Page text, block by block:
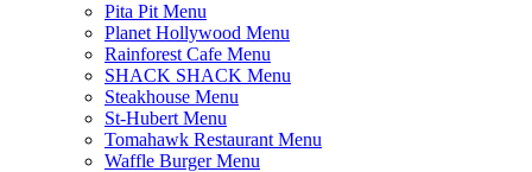
Pita Pit Menu
Planet Hollywood Menu
Rainforest Cafe Menu
SHACK SHACK Menu
Steakhouse Menu
St-Hubert Menu
Tomahawk Restaurant Menu
Waffle Burger Menu